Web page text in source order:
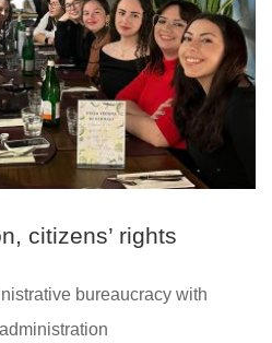
citizens’ rights
bureaucracy with